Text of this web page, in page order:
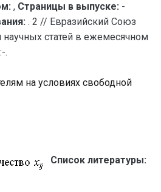
, Страницы в выпуске: -
. 2 // Евразийский Союз
статей в ежемесячном
.
на условиях свободной
Список литературы: